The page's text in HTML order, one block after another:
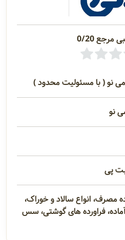
مرجع 0/20
نو ( با مسئولیت محدود )
نو
پی
مصرف، انواع سالاد و خوراک،
فراورده های گوشتی، سس